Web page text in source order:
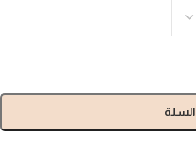
السلة